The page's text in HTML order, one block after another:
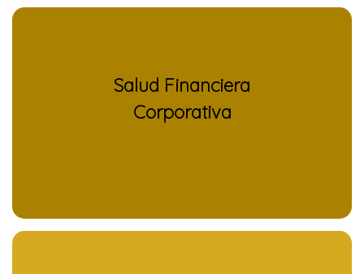
Salud Financiera
Corporativa